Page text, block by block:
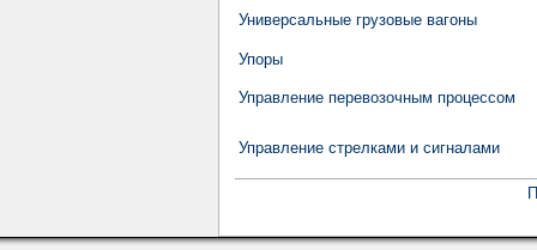
Универсальные грузовые вагоны
Упоры
Управление перевозочным процессом
Управление стрелками и сигналами